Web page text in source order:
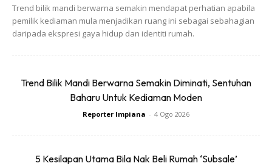
Buat pengunjung yang pertama kali tiba di hotel ini, anda
Trend bilik mandi berwarna semakin mendapat perhatian apabila
pemilik kediaman mula menjadikan ruang ini sebagai sebahagian
daripada ekspresi gaya hidup dan identiti rumah.
Trend Bilik Mandi Berwarna Semakin Diminati, Sentuhan
Baharu Untuk Kediaman Moden
Reporter Impiana - 4 Ogo 2026
5 Kesilapan Utama Bila Nak Beli Rumah ‘Subsale’